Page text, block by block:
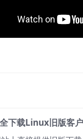
下载Linux旧版客